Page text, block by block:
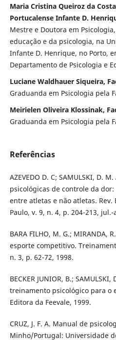
Maria Cristina Queiroz da
Portucalense Infante D.
Mestre e Doutora em
educação e da psicologia, na
Infante D. Henrique, no Porto,
Departamento de Psicologia e
Luciane Waldhauer Siqueira,
Graduanda em Psicologia pela
Meirielen Oliveira Klossinak,
Graduanda em Psicologia pela
Referências
AZEVEDO D. C; SAMULSKI, D.
psicológicas de controle da
entre atletas e não atletas. Rev.
Paulo, v. 9, n. 4, p. 204-213, jul.-
BARA FILHO, M. G.; MIRANDA,
esporte competitivo.
n. 3, p. 62-72, 1998.
BECKER JUNIOR, B.;
treinamento psicológico para o
Editora da Feevale, 1999.
CRUZ, J. F. A. Manual de
Minho/Portugal: Universidade